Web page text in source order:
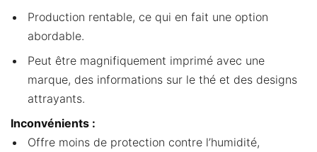
Production rentable, ce qui en fait une option
abordable.
Peut être magnifiquement imprimé avec une
marque, des informations sur le thé et des designs
attrayants.
Inconvénients :
Offre moins de protection contre l’humidité,